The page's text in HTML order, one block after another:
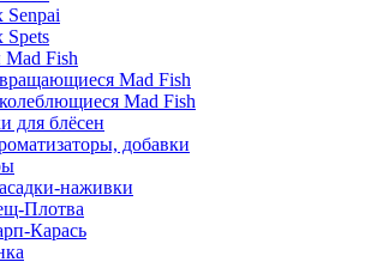
Senpai
Spets
Fish
Mad Fish
Mad Fish
для блёсен
добавки
наживки
Плотва
Карась